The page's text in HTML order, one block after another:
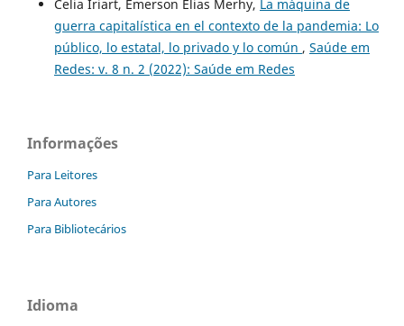
Celia Iriart, Emerson Elias Merhy, La máquina de
guerra capitalística en el contexto de la pandemia: Lo
público, lo estatal, lo privado y lo común , Saúde em
Redes: v. 8 n. 2 (2022): Saúde em Redes
Informações
Para Leitores
Para Autores
Para Bibliotecários
Idioma